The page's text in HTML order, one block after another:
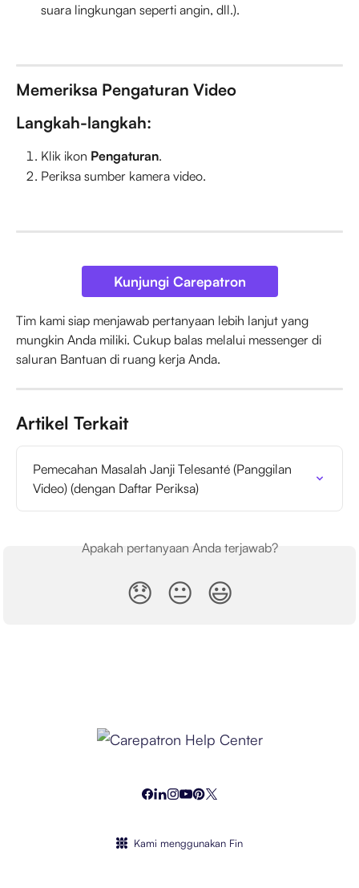
suara lingkungan seperti angin, dll.).
Memeriksa Pengaturan Video
Langkah-langkah:
Klik ikon Pengaturan.
Periksa sumber kamera video.
Kunjungi Carepatron
Tim kami siap menjawab pertanyaan lebih lanjut yang
mungkin Anda miliki. Cukup balas melalui messenger di
saluran Bantuan di ruang kerja Anda.
Artikel Terkait
Pemecahan Masalah Janji Telesanté (Panggilan
Video) (dengan Daftar Periksa)
Apakah pertanyaan Anda terjawab?
😞 😐 😃
Kami menggunakan Fin